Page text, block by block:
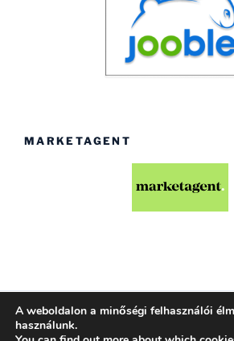
MARKETAGENT
Köszönjük WordPress!
A weboldalon a minőségi felhasználói
használunk.